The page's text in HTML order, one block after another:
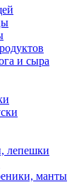
и сыра
лепешки
манты